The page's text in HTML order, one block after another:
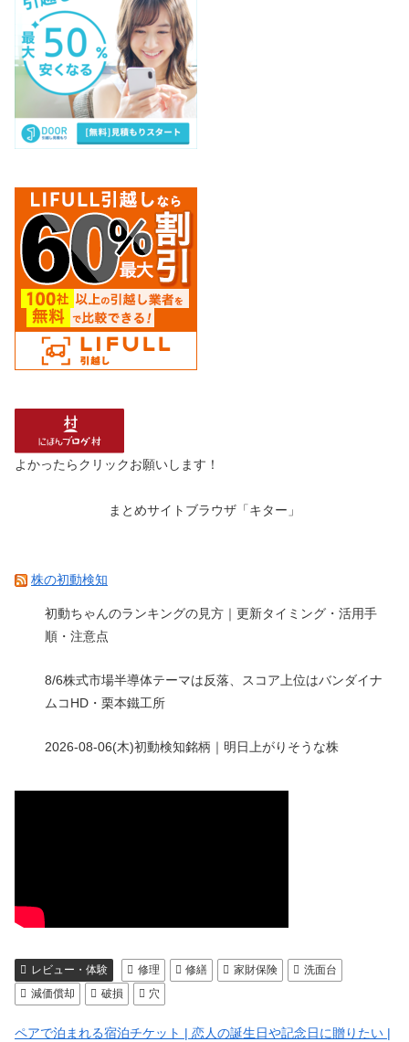
よかったらクリックお願いします！
まとめサイトブラウザ「キター」
株の初動検知
初動ちゃんのランキングの見方｜更新タイミング・活用手
順・注意点
8/6株式市場半導体テーマは反落、スコア上位はバンダイナ
ムコHD・栗本鐵工所
2026-08-06(木)初動検知銘柄｜明日上がりそうな株
レビュー・体験 修理 修繕 家財保険
洗面台
減価償却
破損 穴
ペアで泊まれる宿泊チケット | 恋人の誕生日や記念日に贈りたい |